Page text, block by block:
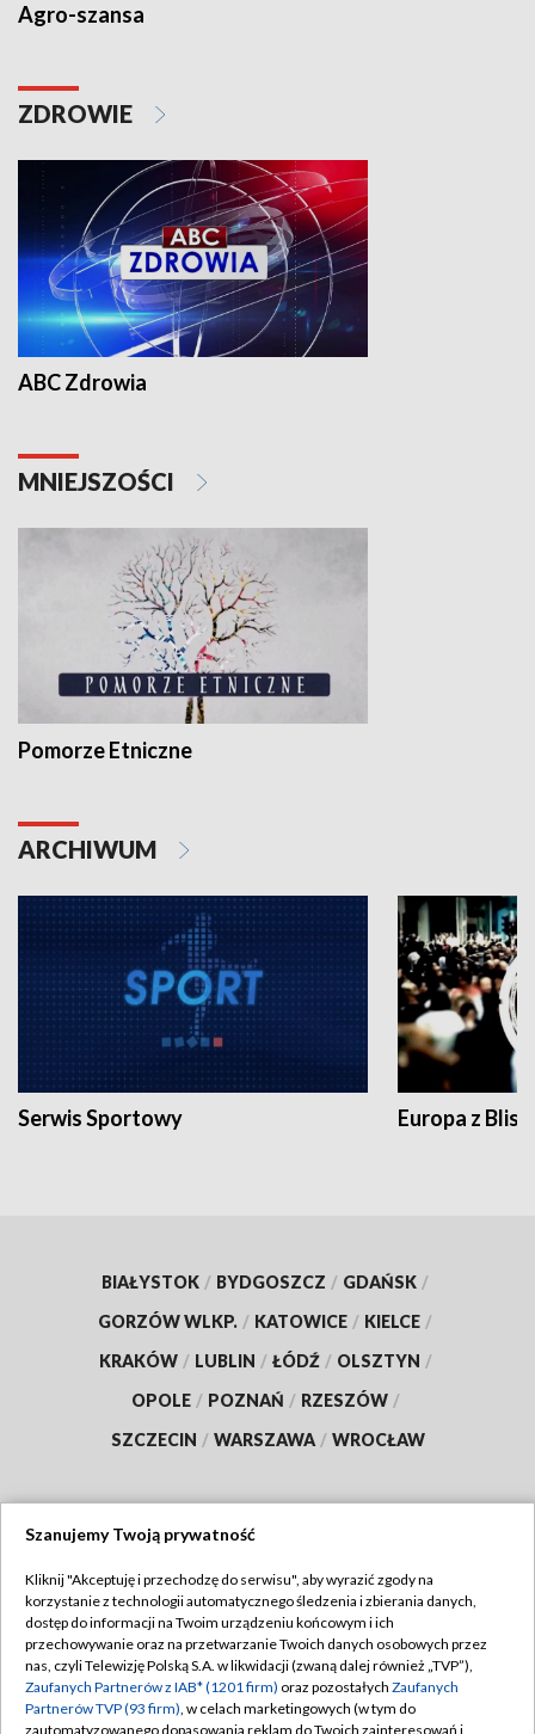
Agro-szansa
ZDROWIE
ABC Zdrowia
MNIEJSZOŚCI
Pomorze Etniczne
ARCHIWUM
Serwis Sportowy Europa z
BIAŁYSTOK / BYDGOSZCZ / GDAŃSK /
GORZÓW WLKP. / KATOWICE / KIELCE /
KRAKÓW / LUBLIN / ŁÓDŹ / OLSZTYN /
OPOLE / POZNAŃ / RZESZÓW /
SZCZECIN / WARSZAWA / WROCŁAW
TVP
Abonament TVP
Emisja w TVP
Centrum informacji TVP
Regulamin TVP
Polityka prywatności
Moje zgody
Szanujemy Twoją prywatność
Kliknij "Akceptuję i przechodzę do serwisu", aby wyrazić zgody na
korzystanie z technologii automatycznego śledzenia i zbierania danych,
dostęp do informacji na Twoim urządzeniu końcowym i ich
przechowywanie oraz na przetwarzanie Twoich danych osobowych przez
nas, czyli Telewizję Polską S.A. w likwidacji (zwaną dalej również „TVP”),
Zaufanych Partnerów z IAB* (1201 firm) oraz pozostałych Zaufanych
Partnerów TVP (93 firm), w celach marketingowych (w tym do
zautomatyzowanego dopasowania reklam do Twoich zainteresowań i